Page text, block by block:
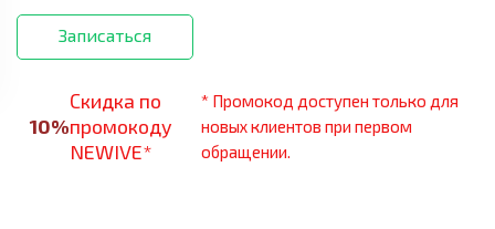
Записаться
10%
Скидка по
промокоду
NEWIVE*
* Промокод доступен только для
новых клиентов при первом
обращении.